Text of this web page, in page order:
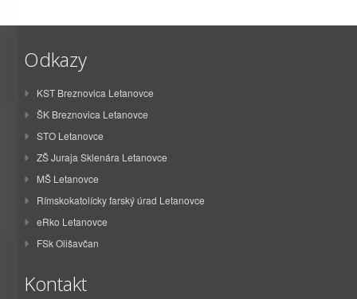
Odkazy
KST Breznovica Letanovce
ŠK Breznovica Letanovce
STO Letanovce
ZŠ Juraja Sklenára Letanovce
MŠ Letanovce
Rímskokatolícky farský úrad Letanovce
eRko Letanovce
FSk Olišavčan
Kontakt